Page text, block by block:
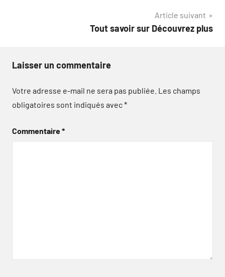
Article suivant
Tout savoir sur Découvrez plus
Laisser un commentaire
Votre adresse e-mail ne sera pas publiée. Les champs
obligatoires sont indiqués avec*
Commentaire*